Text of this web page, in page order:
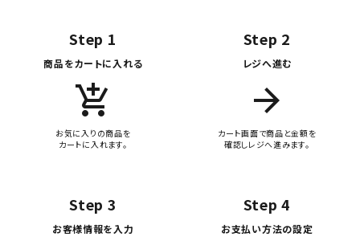
Step 1
商品をカートに入れる
add_shopping_cart
お気に入りの商品を
カートに入れます。
Step 2
レジへ進む
arrow_forward
カート画面で商品と金額を
確認しレジへ進みます。
Step 3
お客様情報を入力
Step 4
お支払い方法の設定